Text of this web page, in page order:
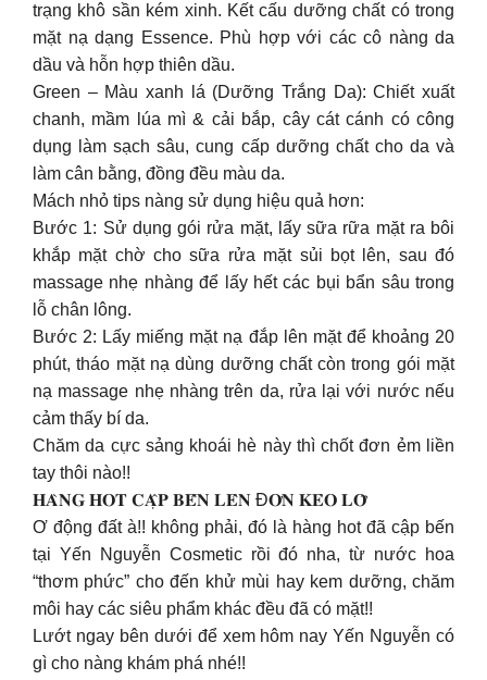
trạng khô sần kém xinh. Kết cấu dưỡng chất có trong
mặt nạ dạng Essence. Phù hợp với các cô nàng da
dầu và hỗn hợp thiên dầu.
Green – Màu xanh lá (Dưỡng Trắng Da): Chiết xuất
chanh, mầm lúa mì & cải bắp, cây cát cánh có công
dụng làm sạch sâu, cung cấp dưỡng chất cho da và
làm cân bằng, đồng đều màu da.
Mách nhỏ tips nàng sử dụng hiệu quả hơn:
Bước 1: Sử dụng gói rửa mặt, lấy sữa rữa mặt ra bôi
khắp mặt chờ cho sữa rửa mặt sủi bọt lên, sau đó
massage nhẹ nhàng để lấy hết các bụi bẩn sâu trong
lỗ chân lông.
Bước 2: Lấy miếng mặt nạ đắp lên mặt để khoảng 20
phút, tháo mặt nạ dùng dưỡng chất còn trong gói mặt
nạ massage nhẹ nhàng trên da, rửa lại với nước nếu
cảm thấy bí da.
Chăm da cực sảng khoái hè này thì chốt đơn ẻm liền
tay thôi nào!!
𝐇𝐀̀𝐍𝐆 𝐇𝐎𝐓 𝐂𝐀̣̂𝐏 𝐁𝐄̂́𝐍 𝐋𝐄̂𝐍 Đ𝐎̛𝐍 𝐊𝐄̉𝐎 𝐋𝐎̛̃
Ơ động đất à!! không phải, đó là hàng hot đã cập bến
tại Yến Nguyễn Cosmetic rồi đó nha, từ nước hoa
“thơm phức” cho đến khử mùi hay kem dưỡng, chăm
môi hay các siêu phẩm khác đều đã có mặt!!
Lướt ngay bên dưới để xem hôm nay Yến Nguyễn có
gì cho nàng khám phá nhé!!